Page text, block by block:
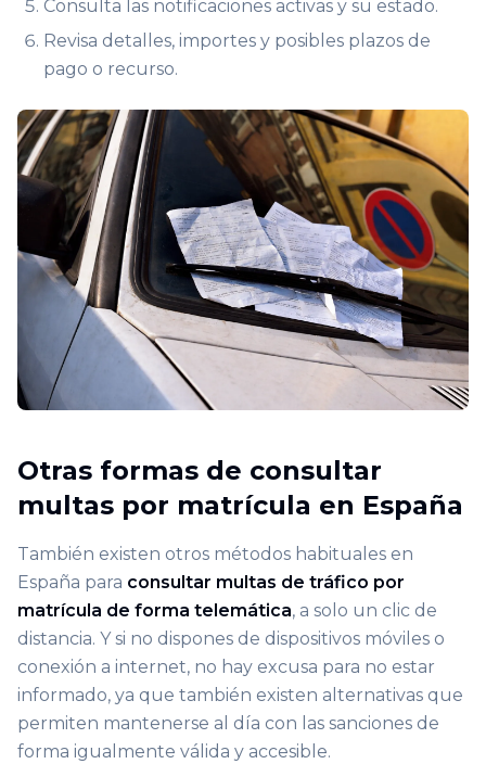
Consulta las notificaciones activas y su estado.
Revisa detalles, importes y posibles plazos de
pago o recurso.
Otras formas de consultar
multas por matrícula en España
También existen otros métodos habituales en
España para consultar multas de tráfico por
matrícula de forma telemática, a solo un clic de
distancia. Y si no dispones de dispositivos móviles o
conexión a internet, no hay excusa para no estar
informado, ya que también existen alternativas que
permiten mantenerse al día con las sanciones de
forma igualmente válida y accesible.